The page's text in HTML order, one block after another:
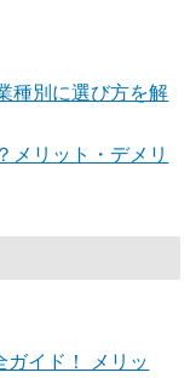
種別に選び方を解
メリット・デメリ
ガイド！ メリッ